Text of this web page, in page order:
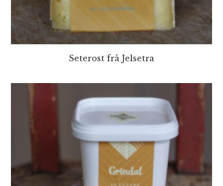
Seterost frå Jelsetra